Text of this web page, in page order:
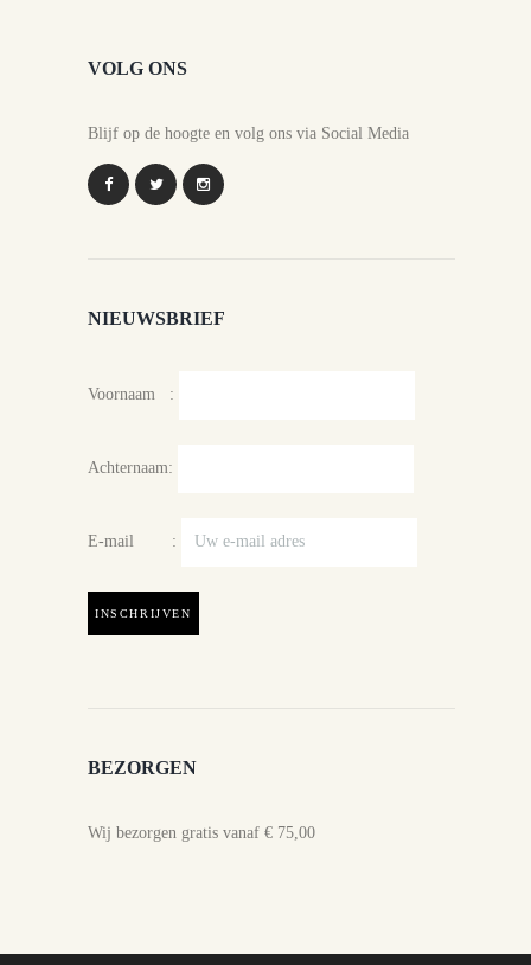
VOLG ONS
Blijf op de hoogte en volg ons via Social Media
NIEUWSBRIEF
Voornaam :
Achternaam:
E-mail :
BEZORGEN
Wij bezorgen gratis vanaf € 75,00